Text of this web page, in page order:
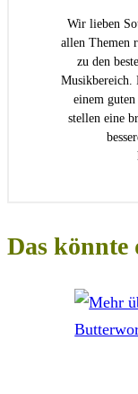
Wir lieben
allen Themen
zu den
Musikbereich.
einem
stellen eine
Das könnte